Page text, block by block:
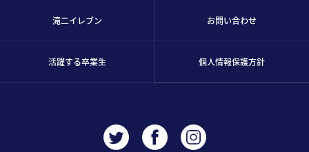
滝二イレブン
活躍する卒業生
お問い合わせ
個人情報保護方針